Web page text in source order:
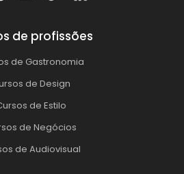
de profissões
de Gastronomia
de Design
de Estilo
de Negócios
de Audiovisual